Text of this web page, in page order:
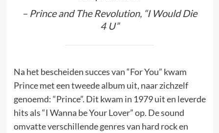
– Prince and The Revolution, “I Would Die
4 U”
Na het bescheiden succes van “For You” kwam
Prince met een tweede album uit, naar zichzelf
genoemd: “Prince”. Dit kwam in 1979 uit en leverde
hits als “I Wanna be Your Lover” op. De sound
omvatte verschillende genres van hard rock en